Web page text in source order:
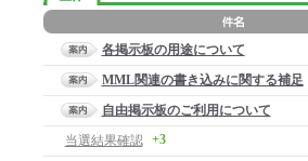
各掲示板の用途について
MML関連の書き込みに関する補足
自由掲示板のご利用について
当選結果確認
+3